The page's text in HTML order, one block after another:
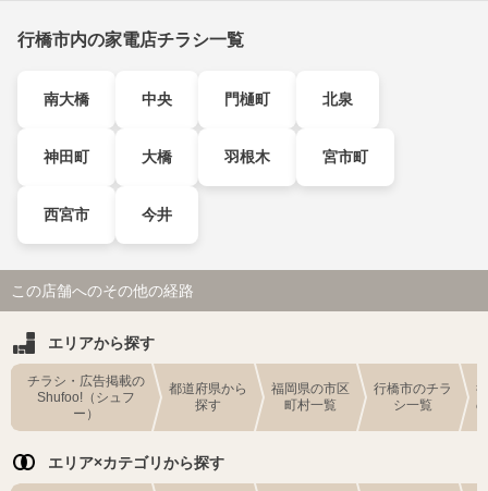
行橋市内の家電店チラシ一覧
南大橋 中央 門樋町 北泉
神田町 大橋 羽根木 宮市町
西宮市 今井
この店舗へのその他の経路
エリアから探す
チラシ・広告掲載の
Shufoo!（シュフ
ー）
都道府県から
探す
福岡県の市区
町村一覧
行橋市のチラ
シ一覧
エリア×カテゴリから探す